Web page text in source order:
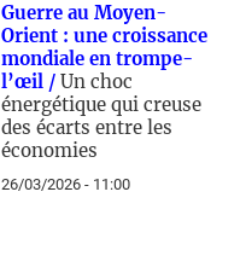
Guerre au Moyen-
Orient : une croissance
mondiale en trompe-
l’œil / Un choc
énergétique qui creuse
des écarts entre les
économies
26/03/2026 - 11:00